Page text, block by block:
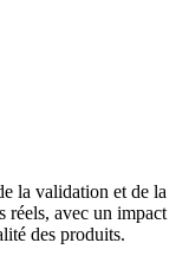
la validation et de la
réels, avec un impact
des produits.